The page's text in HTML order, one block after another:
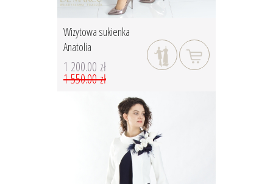
Wizytowa sukienka
Anatolia
1 200.00 zł
1 550.00 zł